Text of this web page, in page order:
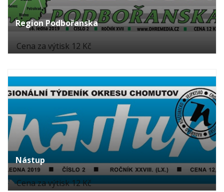
Region Podbořanska
Cena za výtisk 12 Kč
Nástup
Cena za výtisk 12 Kč